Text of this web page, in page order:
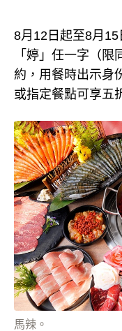
8月12日起至8月15
「婷」任一字（
約，用餐時出示身
或指定餐點可享五
馬辣。